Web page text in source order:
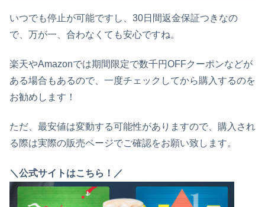
いつでも停止が可能ですし、30日間返金保証つきなの
で、万が一、合わなくても安心ですね。
楽天やAmazonでは期間限定で数千円OFFクーポンなどが
ある場合もあるので、一度チェックしてから購入するのを
お勧めします！
ただ、最安値は変動する可能性がありますので、購入され
る際は実際の販売ページでご確認をお願い致します。
＼公式サイトはこちら！／